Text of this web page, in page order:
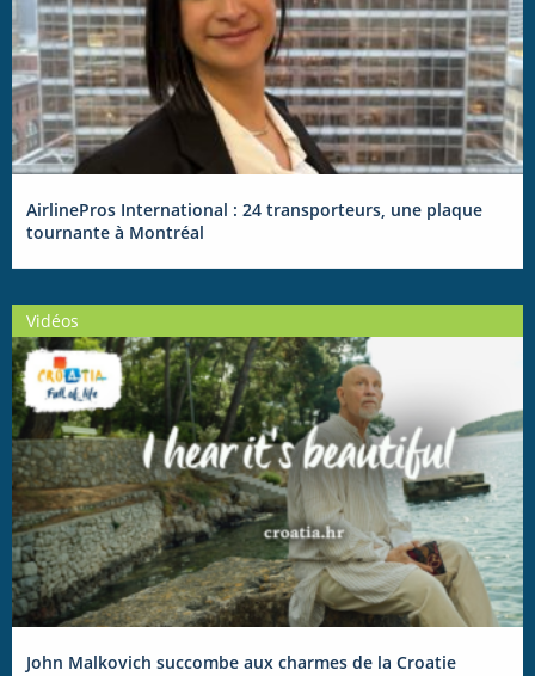
AirlinePros International : 24 transporteurs, une plaque
tournante à Montréal
Vidéos
John Malkovich succombe aux charmes de la Croatie